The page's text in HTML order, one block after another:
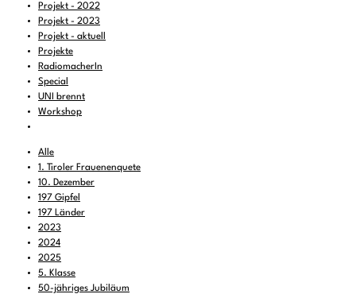
Projekt - 2022
Projekt - 2023
Projekt - aktuell
Projekte
RadiomacherIn
Special
UNI brennt
Workshop
Alle
1. Tiroler Frauenenquete
10. Dezember
197 Gipfel
197 Länder
2023
2024
2025
5. Klasse
50-jähriges Jubiläum